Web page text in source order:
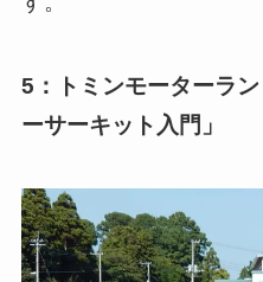
5：トミンモーターラ
ーサーキット入門」